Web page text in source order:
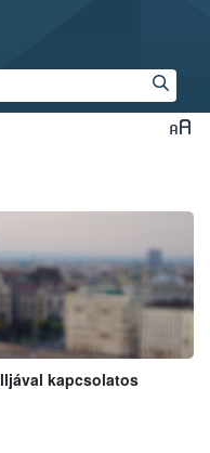
kapcsolatos